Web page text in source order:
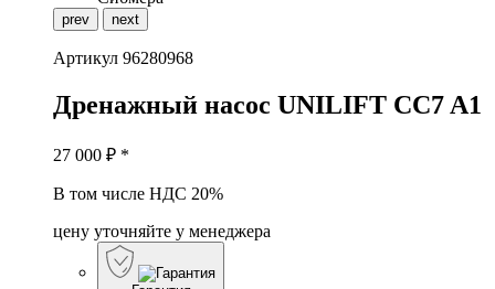
prev next
Артикул 96280968
Дренажный насос UNILIFT CC7 A1
27 000 ₽ *
В том числе НДС 20%
цену уточняйте у менеджера